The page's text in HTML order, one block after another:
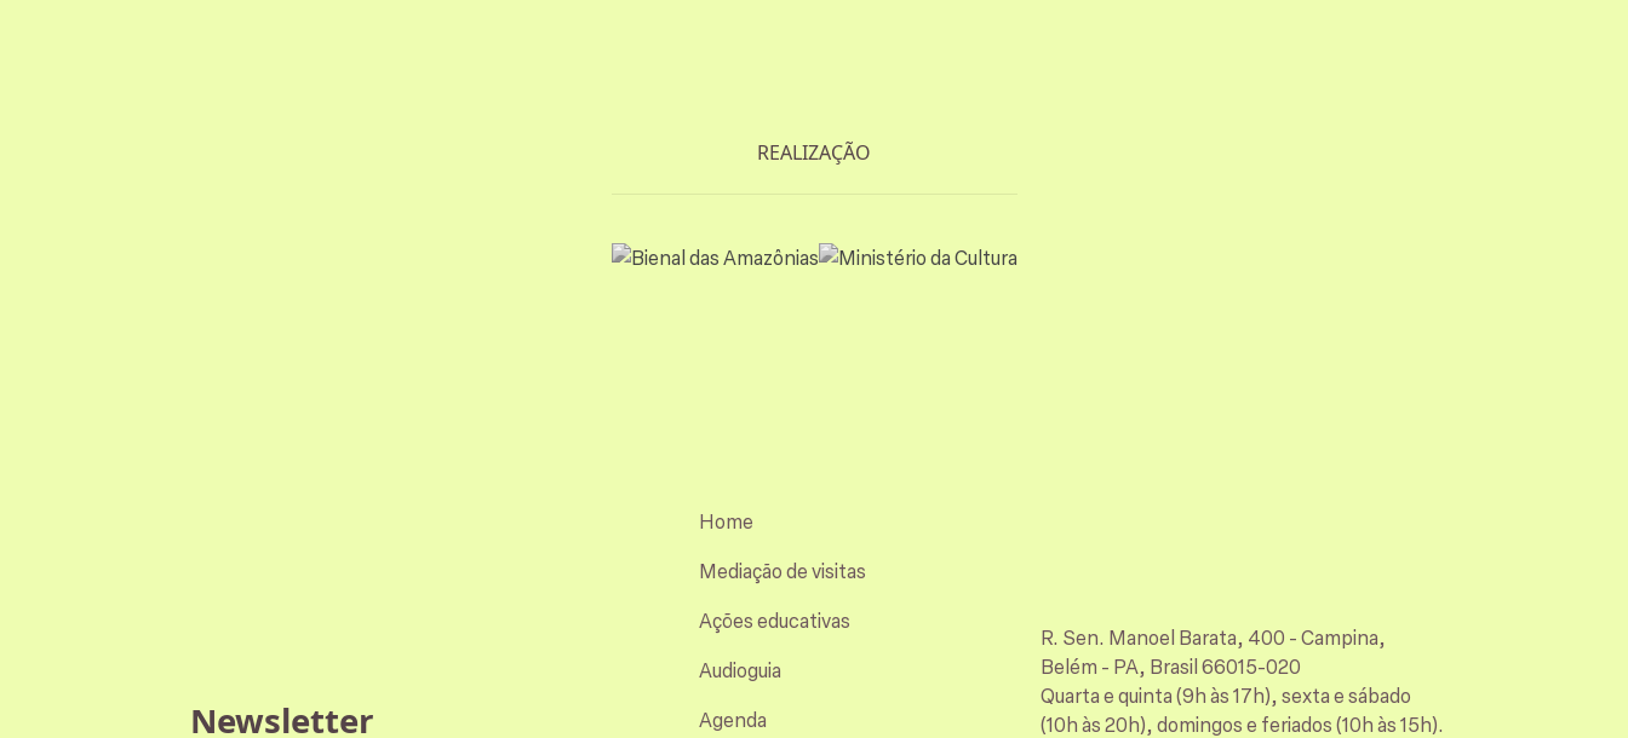
REALIZAÇÃO
Newsletter
Home
Mediação de visitas
Ações educativas
Audioguia
Agenda
R. Sen. Manoel Barata, 400 - Campina,
Belém - PA, Brasil 66015-020
Quarta e quinta (9h às 17h), sexta e sábado
(10h às 20h), domingos e feriados (10h às 15h).